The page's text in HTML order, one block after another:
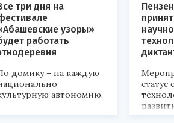
три дня на
узоры»
работать
домику – на каждую
автономию.
статус